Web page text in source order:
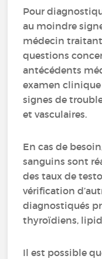
Pour
au moindre
médecin
questions
antécédents
examen
signes de
et vasculaires.
En cas de
sanguins sont
des taux de
vérification
diagnostiqués
thyroïdiens,
Il est possible